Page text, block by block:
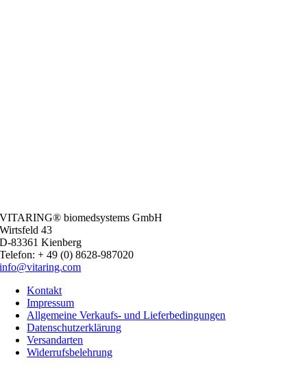
VITARING® biomedsystems GmbH
Wirtsfeld 43
D-83361 Kienberg
Telefon: + 49 (0) 8628-987020
info@vitaring.com
Kontakt
Impressum
Allgemeine Verkaufs- und Lieferbedingungen
Datenschutzerklärung
Versandarten
Widerrufsbelehrung